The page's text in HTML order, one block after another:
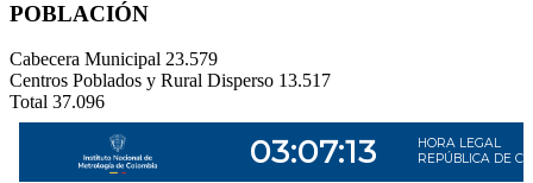
POBLACIÓN
Cabecera Municipal 23.579
Centros Poblados y Rural Disperso 13.517
Total 37.096